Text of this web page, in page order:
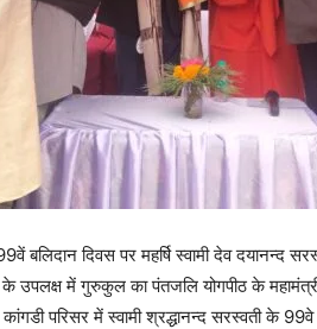
बलिदान दिवस पर महर्षि स्वामी देव दयानन्द
उपलक्ष में गुरुकुल का पंतजलि योगपीठ के
परिसर में स्वामी श्रद्धानन्द सरस्वती के